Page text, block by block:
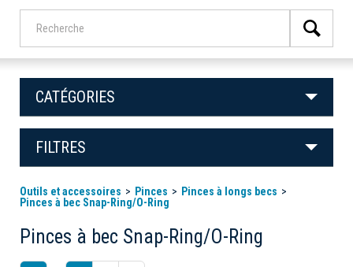
CATÉGORIES
FILTRES
Outils et accessoires Pinces
Pinces à longs becs
Pinces à bec Snap-Ring/O-Ring
Pinces à bec Snap-Ring/O-Ring